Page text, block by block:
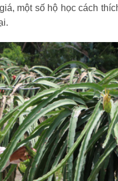
một số hộ học cách